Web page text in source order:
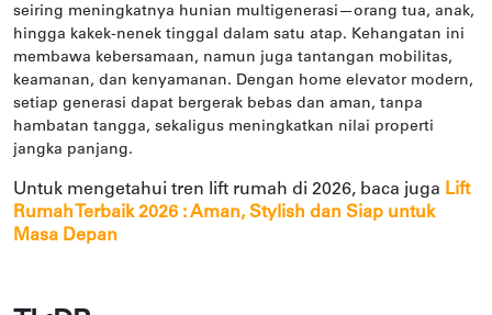
seiring meningkatnya hunian multigenerasi—orang tua, anak,
hingga kakek-nenek tinggal dalam satu atap. Kehangatan ini
membawa kebersamaan, namun juga tantangan mobilitas,
keamanan, dan kenyamanan. Dengan home elevator modern,
setiap generasi dapat bergerak bebas dan aman, tanpa
hambatan tangga, sekaligus meningkatkan nilai properti
jangka panjang.
Untuk mengetahui tren lift rumah di 2026, baca juga Lift
Rumah Terbaik 2026 : Aman, Stylish dan Siap untuk
Masa Depan